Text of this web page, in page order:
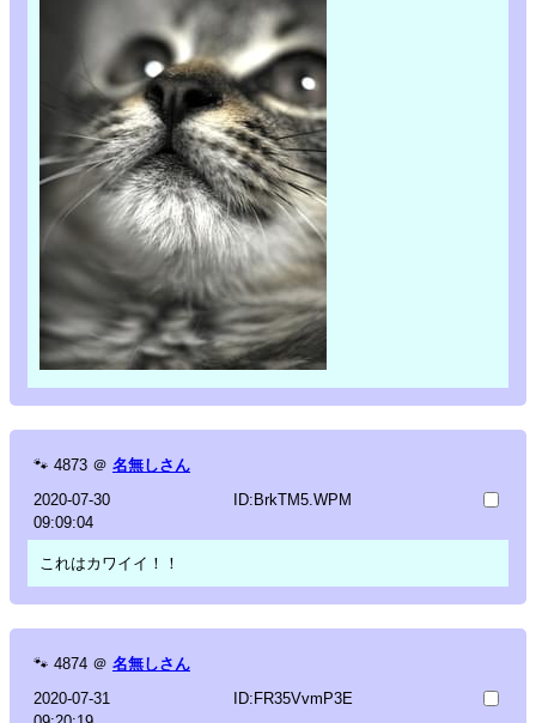
🐾 4873 ＠ 名無しさん
2020-07-30
09:09:04
ID:BrkTM5.WPM
これはカワイイ！！
🐾 4874 ＠ 名無しさん
2020-07-31
ID:FR35VvmP3E